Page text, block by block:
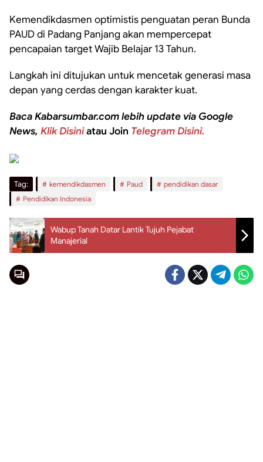
Kemendikdasmen optimistis penguatan peran Bunda
PAUD di Padang Panjang akan mempercepat
pencapaian target Wajib Belajar 13 Tahun.
Langkah ini ditujukan untuk mencetak generasi masa
depan yang cerdas dengan karakter kuat.
Baca Kabarsumbar.com lebih update via Google
News, Klik Disiniatau Join Telegram Disini.
Tag: kemendikdasmen Paud
pendidikan dasar
Pendidikan Indonesia
Wabup Tanah Datar Lantik Tujuh Pejabat
Manajerial